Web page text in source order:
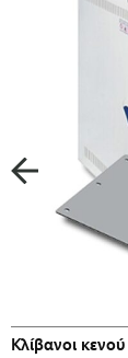
στα…
Κλίβανοι κενού